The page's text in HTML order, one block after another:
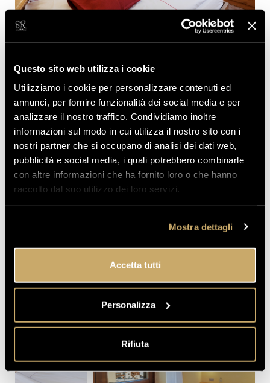
Questo sito web utilizza i cookie
Utilizziamo i cookie per personalizzare contenuti ed
annunci, per fornire funzionalità dei social media e per
analizzare il nostro traffico. Condividiamo inoltre
informazioni sul modo in cui utilizza il nostro sito con i
nostri partner che si occupano di analisi dei dati web,
pubblicità e social media, i quali potrebbero combinarle
con altre informazioni che ha fornito loro o che hanno
raccolto dal suo utilizzo dei loro servizi.
Mostra dettagli
Accetta tutti
Personalizza
Rifiuta